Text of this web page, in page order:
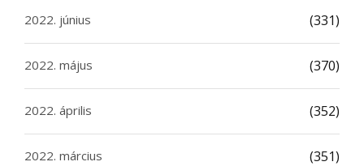
2022. június (331)
2022. május (370)
2022. április (352)
2022. március (351)